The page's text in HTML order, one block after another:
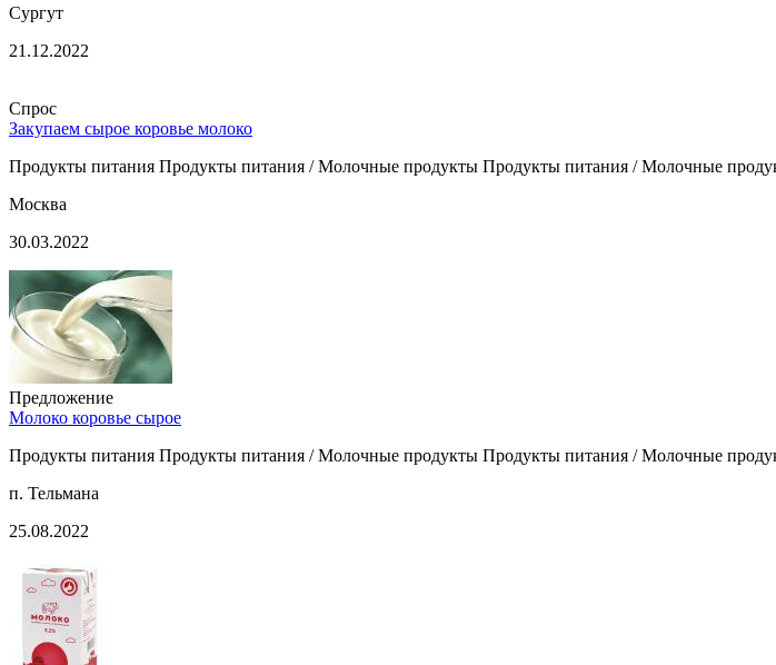
Сургут
21.12.2022
Спрос
Закупаем сырое коровье молоко
Продукты питания Продукты питания / Молочные продукты Продукты питания / Молочные
Москва
30.03.2022
Предложение
Молоко коровье сырое
Продукты питания Продукты питания / Молочные продукты Продукты питания / Молочные
п. Тельмана
25.08.2022